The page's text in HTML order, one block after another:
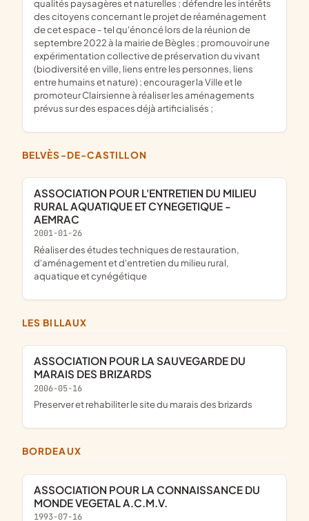
qualités paysagères et naturelles ; défendre les intérêts
des citoyens concernant le projet de réaménagement
de cet espace - tel qu'énoncé lors de la réunion de
septembre 2022 à la mairie de Bègles ; promouvoir une
expérimentation collective de préservation du vivant
(biodiversité en ville, liens entre les personnes, liens
entre humains et nature) ; encourager la Ville et le
promoteur Clairsienne à réaliser les aménagements
prévus sur des espaces déjà artificialisés ;
BELVÈS-DE-CASTILLON
ASSOCIATION POUR L'ENTRETIEN DU MILIEU
RURAL AQUATIQUE ET CYNEGETIQUE -
AEMRAC
2001-01-26
réaliser des études techniques de restauration,
d'aménagement et d'entretien du milieu rural,
aquatique et cynégétique
LES BILLAUX
ASSOCIATION POUR LA SAUVEGARDE DU
MARAIS DES BRIZARDS
2006-05-16
Preserver et rehabiliter le site du marais des brizards
BORDEAUX
ASSOCIATION POUR LA CONNAISSANCE DU
MONDE VEGETAL A.C.M.V.
1993-07-16